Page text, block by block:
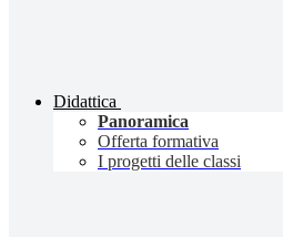
Didattica
Panoramica
Offerta formativa
I progetti delle classi